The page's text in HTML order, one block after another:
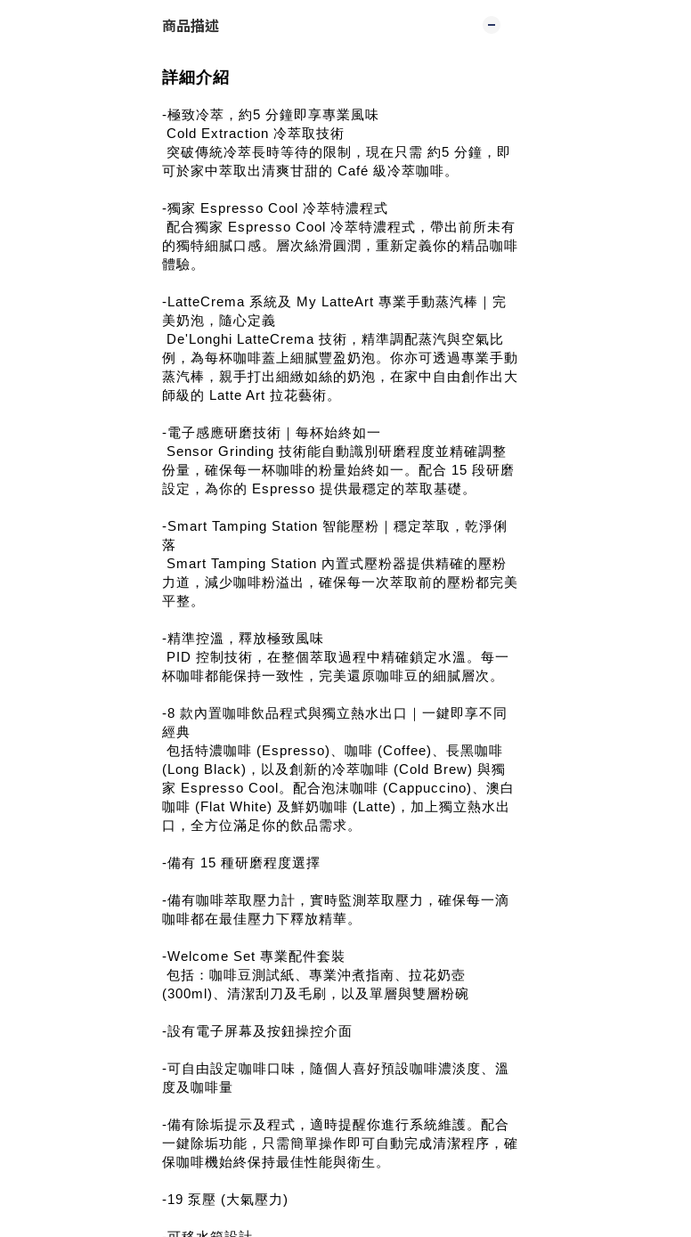
商品描述
詳細介紹
-極致冷萃，約5 分鐘即享專業風味
Cold Extraction 冷萃取技術
突破傳統冷萃長時等待的限制，現在只需 約5 分鐘，即
可於家中萃取出清爽甘甜的 Café 級冷萃咖啡。
-獨家 Espresso Cool 冷萃特濃程式
配合獨家 Espresso Cool 冷萃特濃程式，帶出前所未有
的獨特細膩口感。層次絲滑圓潤，重新定義你的精品咖啡
體驗。
-LatteCrema 系統及 My LatteArt 專業手動蒸汽棒｜完
美奶泡，隨心定義
De'Longhi LatteCrema 技術，精準調配蒸汽與空氣比
例，為每杯咖啡蓋上細膩豐盈奶泡。你亦可透過專業手動
蒸汽棒，親手打出細緻如絲的奶泡，在家中自由創作出大
師級的 Latte Art 拉花藝術。
-電子感應研磨技術｜每杯始終如一
Sensor Grinding 技術能自動識別研磨程度並精確調整
份量，確保每一杯咖啡的粉量始終如一。配合 15 段研磨
設定，為你的 Espresso 提供最穩定的萃取基礎。
-Smart Tamping Station 智能壓粉｜穩定萃取，乾淨俐
落
Smart Tamping Station 內置式壓粉器提供精確的壓粉
力道，減少咖啡粉溢出，確保每一次萃取前的壓粉都完美
平整。
-精準控溫，釋放極致風味
PID 控制技術，在整個萃取過程中精確鎖定水溫。每一
杯咖啡都能保持一致性，完美還原咖啡豆的細膩層次。
-8 款內置咖啡飲品程式與獨立熱水出口｜一鍵即享不同
經典
包括特濃咖啡 (Espresso)、咖啡 (Coffee)、長黑咖啡
(Long Black)，以及創新的冷萃咖啡 (Cold Brew) 與獨
家 Espresso Cool。配合泡沫咖啡 (Cappuccino)、澳白
咖啡 (Flat White) 及鮮奶咖啡 (Latte)，加上獨立熱水出
口，全方位滿足你的飲品需求。
-備有 15 種研磨程度選擇
-備有咖啡萃取壓力計，實時監測萃取壓力，確保每一滴
咖啡都在最佳壓力下釋放精華。
-Welcome Set 專業配件套裝
包括：咖啡豆測試紙、專業沖煮指南、拉花奶壺
(300ml)、清潔刮刀及毛刷，以及單層與雙層粉碗
-設有電子屏幕及按鈕操控介面
-可自由設定咖啡口味，隨個人喜好預設咖啡濃淡度、溫
度及咖啡量
-備有除垢提示及程式，適時提醒你進行系統維護。配合
一鍵除垢功能，只需簡單操作即可自動完成清潔程序，確
保咖啡機始終保持最佳性能與衛生。
-19 泵壓 (大氣壓力)